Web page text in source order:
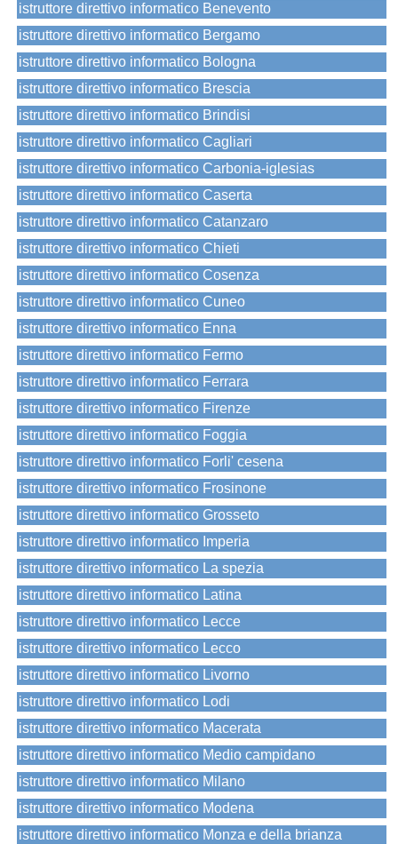
istruttore direttivo informatico Benevento
istruttore direttivo informatico Bergamo
istruttore direttivo informatico Bologna
istruttore direttivo informatico Brescia
istruttore direttivo informatico Brindisi
istruttore direttivo informatico Cagliari
istruttore direttivo informatico Carbonia-iglesias
istruttore direttivo informatico Caserta
istruttore direttivo informatico Catanzaro
istruttore direttivo informatico Chieti
istruttore direttivo informatico Cosenza
istruttore direttivo informatico Cuneo
istruttore direttivo informatico Enna
istruttore direttivo informatico Fermo
istruttore direttivo informatico Ferrara
istruttore direttivo informatico Firenze
istruttore direttivo informatico Foggia
istruttore direttivo informatico Forli' cesena
istruttore direttivo informatico Frosinone
istruttore direttivo informatico Grosseto
istruttore direttivo informatico Imperia
istruttore direttivo informatico La spezia
istruttore direttivo informatico Latina
istruttore direttivo informatico Lecce
istruttore direttivo informatico Lecco
istruttore direttivo informatico Livorno
istruttore direttivo informatico Lodi
istruttore direttivo informatico Macerata
istruttore direttivo informatico Medio campidano
istruttore direttivo informatico Milano
istruttore direttivo informatico Modena
istruttore direttivo informatico Monza e della brianza